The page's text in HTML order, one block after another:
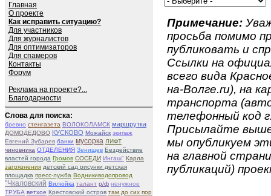
Главная
О проекте
Как исправить ситуацию?
Для участников
Для журналистов
Для оптимизаторов
Для спамеров
Контакты
Форум
Реклама на проекте?...
Благодарности
Слова для поиска:
бревно стенгазета ВОЛОКОЛАМСК маршрутка
ДОМОДЕДОВО КУСКОВО Можайск экипаж
Евгений Зубарев банки мусорка ЛИФТ
чиновника ОТДЕЛЕНИЯ Зенищев Бездействие
властей города Громов СОСЕДИ Ингаш" Карла
загрязнения детский сад рисунки детская
площадка пресс-лужба Водникиводопровод
"Чкаловский Вилюйка талант р/ф ненужное
ТРУБА ветхое Крестовский остров там до сих пор
Примечание:
просьба помимо
публиковать и
Ссылки на
всего вида
на-Волге.ru), на
транспорта
телефонный код
Присылайте
мы опубликуем
на главной
публикаций)